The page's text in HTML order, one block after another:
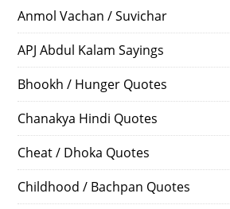
Anmol Vachan / Suvichar
APJ Abdul Kalam Sayings
Bhookh / Hunger Quotes
Chanakya Hindi Quotes
Cheat / Dhoka Quotes
Childhood / Bachpan Quotes